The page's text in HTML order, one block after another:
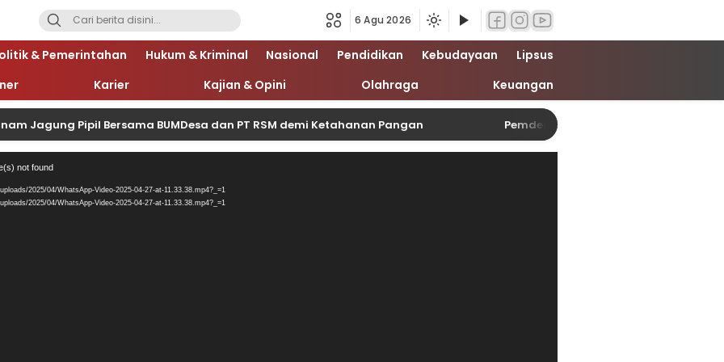
6 Agu 2026
& Pemerintahan Hukum & Kriminal Nasional Pendidikan Kebudayaan
Lipsus
Karier Kajian & Opini Olahraga Keuangan
Jagung Pipil Bersama BUMDesa dan PT RSM demi Ketahanan Pangan Pemdes Sangkir Akan Bentuk Tim,
not found
2025/04/WhatsApp-Video-2025-04-27-at-11.33.38.mp4?_=1
2025/04/WhatsApp-Video-2025-04-27-at-11.33.38.mp4?_=1